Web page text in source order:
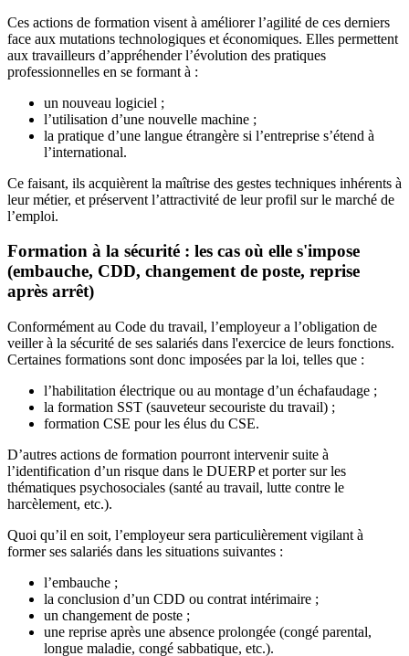
Ces actions de formation visent à améliorer l’agilité de ces derniers
face aux mutations technologiques et économiques. Elles permettent
aux travailleurs d’appréhender l’évolution des pratiques
professionnelles en se formant à :
un nouveau logiciel ;
l’utilisation d’une nouvelle machine ;
la pratique d’une langue étrangère si l’entreprise s’étend à
l’international.
Ce faisant, ils acquièrent la maîtrise des gestes techniques inhérents à
leur métier, et préservent l’attractivité de leur profil sur le marché de
l’emploi.
Formation à la sécurité : les cas où elle s'impose
(embauche, CDD, changement de poste, reprise
après arrêt)
Conformément au Code du travail, l’employeur a l’obligation de
veiller à la sécurité de ses salariés dans l'exercice de leurs fonctions.
Certaines formations sont donc imposées par la loi, telles que :
l’habilitation électrique ou au montage d’un échafaudage ;
la formation SST (sauveteur secouriste du travail) ;
formation CSE pour les élus du CSE.
D’autres actions de formation pourront intervenir suite à
l’identification d’un risque dans le DUERP et porter sur les
thématiques psychosociales (santé au travail, lutte contre le
harcèlement, etc.).
Quoi qu’il en soit, l’employeur sera particulièrement vigilant à
former ses salariés dans les situations suivantes :
l’embauche ;
la conclusion d’un CDD ou contrat intérimaire ;
un changement de poste ;
une reprise après une absence prolongée (congé parental,
longue maladie, congé sabbatique, etc.).